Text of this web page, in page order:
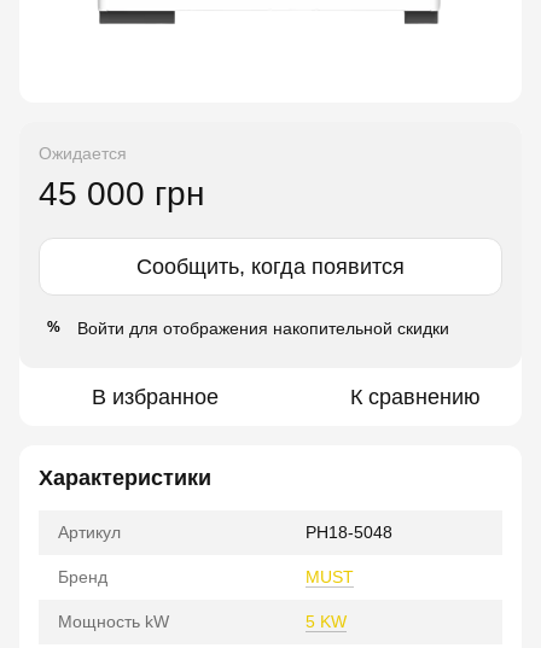
Ожидается
45 000 грн
Сообщить, когда появится
% Войти для отображения накопительной скидки
В избранное К сравнению
Характеристики
Артикул PH18-5048
Бренд MUST
Мощность kW 5 KW